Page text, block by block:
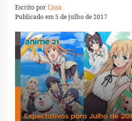
Escrito porLissa
Publicado em 5 de julho de 2017